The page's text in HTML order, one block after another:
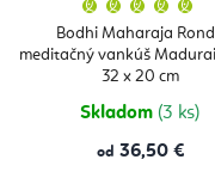
Bodhi Maharaja
meditačný vankúš Madurai
32 x 20 cm
je
Skladom (3 ks)
od 36,50 €